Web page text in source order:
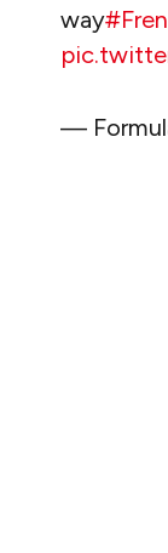
way
—